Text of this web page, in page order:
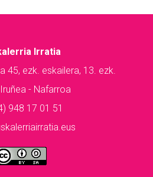
Irratia
45, ezk. eskailera, 13. ezk.
- Nafarroa
948 17 01 51